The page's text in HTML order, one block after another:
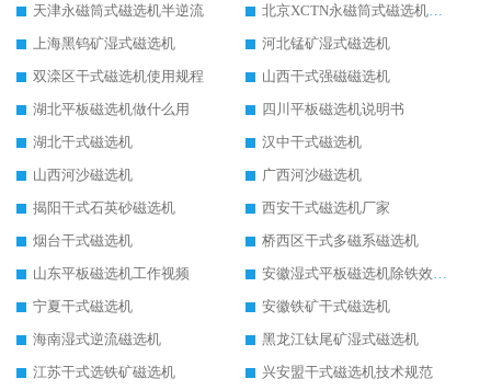
天津永磁筒式磁选机半逆流
北京XCTN永磁筒式磁选机磁块位置
上海黑钨矿湿式磁选机
河北锰矿湿式磁选机
双滦区干式磁选机使用规程
山西干式强磁磁选机
湖北平板磁选机做什么用
四川平板磁选机说明书
湖北干式磁选机
汉中干式磁选机
山西河沙磁选机
广西河沙磁选机
揭阳干式石英砂磁选机
西安干式磁选机厂家
烟台干式磁选机
桥西区干式多磁系磁选机
山东平板磁选机工作视频
安徽湿式平板磁选机除铁效果怎么样
宁夏干式磁选机
安徽铁矿干式磁选机
海南湿式逆流磁选机
黑龙江钛尾矿湿式磁选机
江苏干式选铁矿磁选机
兴安盟干式磁选机技术规范